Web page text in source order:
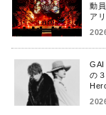
動
ア
GAI
の